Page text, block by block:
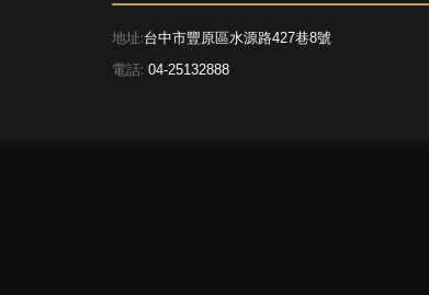
地址:台中市豐原區水源路427巷8號
電話: 04-25132888